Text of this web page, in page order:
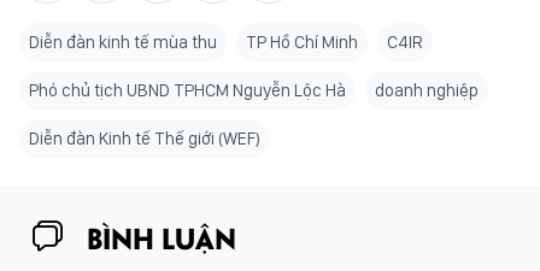
Diễn đàn kinh tế mùa thu TP Hồ Chí Minh C4IR
Phó chủ tịch UBND TPHCM Nguyễn Lộc Hà doanh nghiệp
Diễn đàn Kinh tế Thế giới (WEF)
BÌNH LUẬN